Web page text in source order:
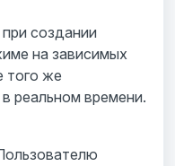
создании
на зависимых
того же
реальном времени.